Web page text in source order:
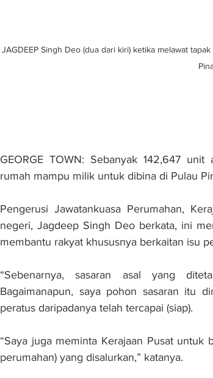
JAGDEEP Singh Deo (dua dari kiri) ketika melawat
GEORGE TOWN: Sebanyak 142,647
rumah mampu milik untuk dibina di Pulau
Pengerusi Jawatankuasa Perumahan,
negeri, Jagdeep Singh Deo berkata, ini
membantu rakyat khususnya berkaitan isu
“Sebenarnya, sasaran asal yang
Bagaimanapun, saya pohon sasaran itu
peratus daripadanya telah tercapai (siap).
“Saya juga meminta Kerajaan Pusat untuk
perumahan) yang disalurkan,” katanya.